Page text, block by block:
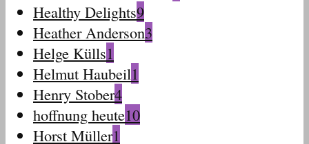
Healthy Delights9
Heather Anderson3
Helge Külls1
Helmut Haubeil1
Henry Stober4
hoffnung heute10
Horst Müller1